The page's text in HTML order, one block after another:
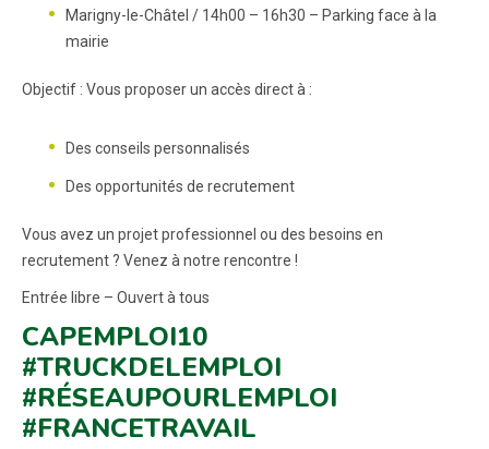
Marigny-le-Châtel / 14h00 – 16h30 – Parking face à la
mairie
Objectif : Vous proposer un accès direct à :
Des conseils personnalisés
Des opportunités de recrutement
Vous avez un projet professionnel ou des besoins en
recrutement ? Venez à notre rencontre !
Entrée libre – Ouvert à tous
CAPEMPLOI10
#TRUCKDELEMPLOI
#RÉSEAUPOURLEMPLOI
#FRANCETRAVAIL